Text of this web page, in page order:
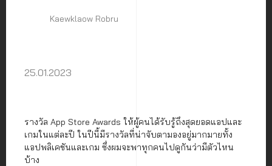
Kaewklaow Robru
25.01.2023
รางวัล App Store Awards ให้ผู้คนได้รับรู้ถึงสุดยอดแอปและ
เกมในแต่ละปี ในปีนี้มีรางวัลที่น่าจับตามองอยู่มากมายทั้ง
แอปพลิเคชันและเกม ซึ่งผมจะพาทุกคนไปดูกันว่ามีตัวไหน
บ้าง